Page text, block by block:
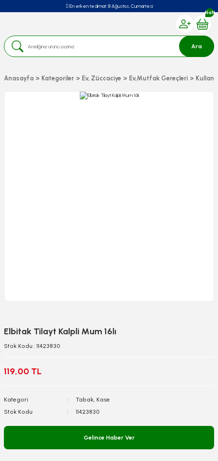
En erken teslimat: 8 Ağustos, Cumartesi
Ara
NaN
Anasayfa Kategoriler Ev, Züccaciye Ev,Mutfak Gereçleri Kullan
Elbitak Tilayt Kalpli Mum 16lı
Stok Kodu : 11423830
119,00 TL
Kategori
Tabak, Kase
Stok Kodu
11423830
Gelince Haber Ver